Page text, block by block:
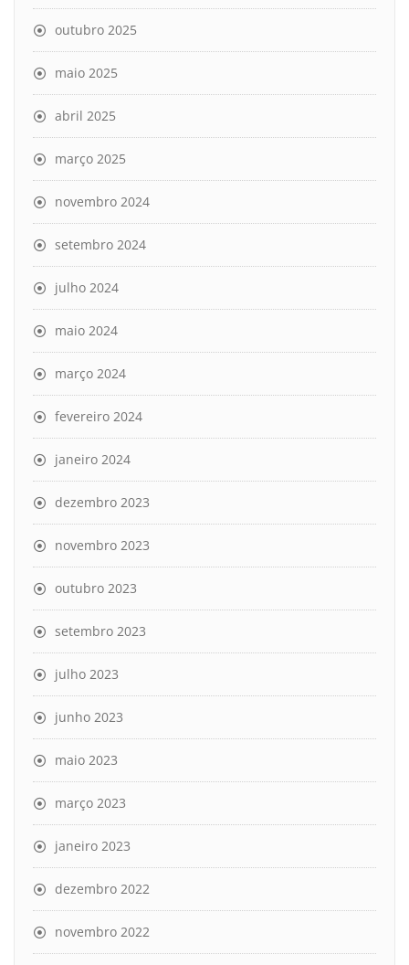
outubro 2025
maio 2025
abril 2025
março 2025
novembro 2024
setembro 2024
julho 2024
maio 2024
março 2024
fevereiro 2024
janeiro 2024
dezembro 2023
novembro 2023
outubro 2023
setembro 2023
julho 2023
junho 2023
maio 2023
março 2023
janeiro 2023
dezembro 2022
novembro 2022